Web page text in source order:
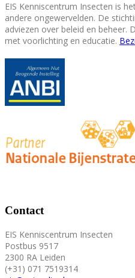
EIS Kenniscentrum Insecten is
andere ongewervelden. De
adviezen over beleid en beheer.
met voorlichting en educatie.
Contact
EIS Kenniscentrum Insecten
Postbus 9517
2300 RA Leiden
(+31) 071 7519314